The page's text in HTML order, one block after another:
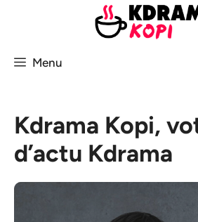
Menu
Kdrama Kopi,
d’actu Kdrama